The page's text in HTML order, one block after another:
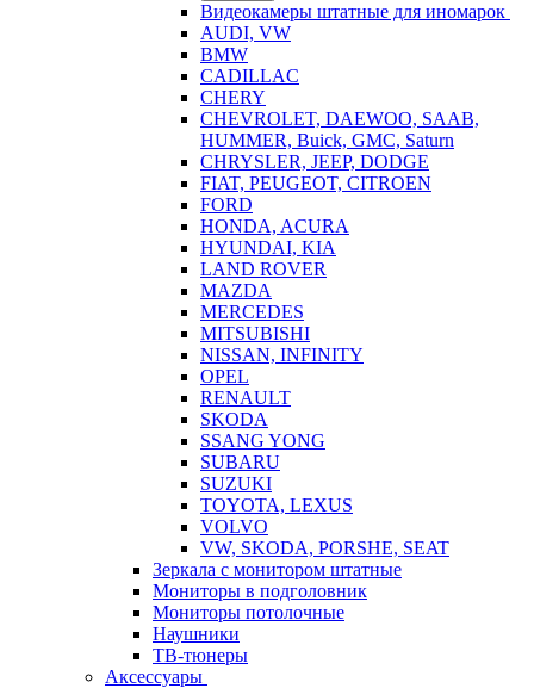
Видеокамеры штатные для иномарок
AUDI, VW
BMW
CADILLAC
CHERY
CHEVROLET, DAEWOO, SAAB,
HUMMER, Buick, GMC, Saturn
CHRYSLER, JEEP, DODGE
FIAT, PEUGEOT, CITROEN
FORD
HONDA, ACURA
HYUNDAI, KIA
LAND ROVER
MAZDA
MERCEDES
MITSUBISHI
NISSAN, INFINITY
OPEL
RENAULT
SKODA
SSANG YONG
SUBARU
SUZUKI
TOYOTA, LEXUS
VOLVO
VW, SKODA, PORSHE, SEAT
Зеркала с монитором штатные
Мониторы в подголовник
Мониторы потолочные
Наушники
ТВ-тюнеры
Аксессуары